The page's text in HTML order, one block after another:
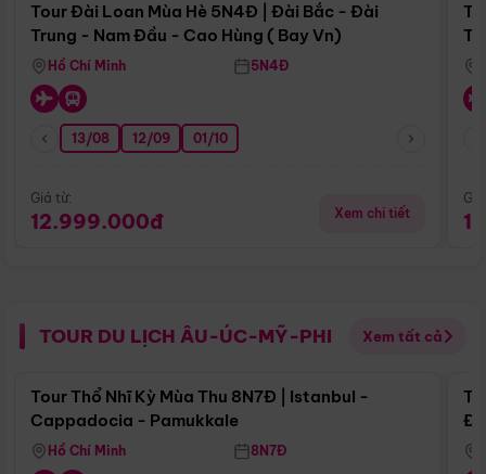
Tour Đài Loan Mùa Hè 5N4Đ | Đài Bắc - Đài
Trung - Nam Đầu - Cao Hùng ( Bay Vn)
Hồ Chí Minh 5N4Đ
13/08 12/09 01/10
Giá từ:
12.999.000đ Xem chi tiết
TOUR DU LỊCH ÂU-ÚC-MỸ-PHI Xem tất cả
Điểm nổi bật
Tour Thổ Nhĩ Kỳ Mùa Thu 8N7Đ | Istanbul -
Cappadocia - Pamukkale
Hồ Chí Minh 8N7Đ